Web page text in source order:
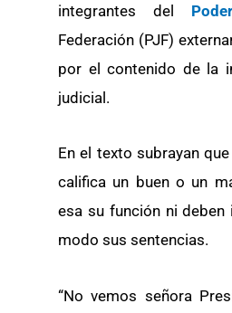
integrantes del
Federación (PJF)
por el contenido de la
judicial.
En el texto subrayan
califica un buen o un
esa su función ni
modo sus sentencias.
“No vemos señora